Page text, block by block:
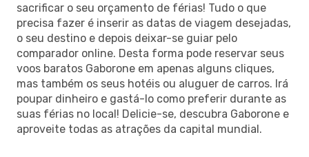
sacrificar o seu orçamento de férias! Tudo o que
precisa fazer é inserir as datas de viagem desejadas,
o seu destino e depois deixar-se guiar pelo
comparador online. Desta forma pode reservar seus
voos baratos Gaborone em apenas alguns cliques,
mas também os seus hotéis ou aluguer de carros. Irá
poupar dinheiro e gastá-lo como preferir durante as
suas férias no local! Delicie-se, descubra Gaborone e
aproveite todas as atrações da capital mundial.